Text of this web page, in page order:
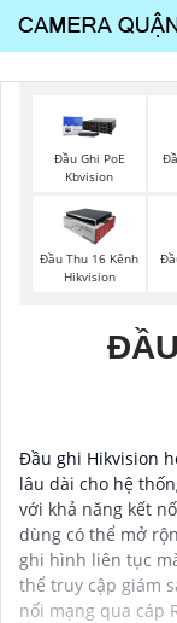
Đầu Ghi PoE
Kbvision
Đầu Thu 16 Kênh
Hikvision
Đầu ghi Hikvision
lâu dài cho hệ
với khả năng kết
dùng có thể mở
ghi hình liên tục
thể truy cập giám
nối mạng qua cáp